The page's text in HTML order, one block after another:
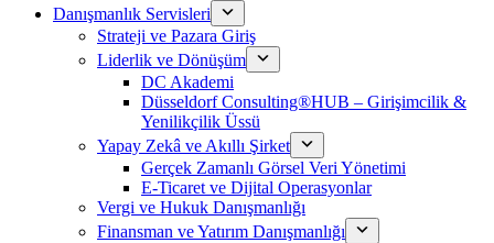
Danışmanlık Servisleri
Strateji ve Pazara Giriş
Liderlik ve Dönüşüm
DC Akademi
Düsseldorf Consulting®HUB – Girişimcilik &
Yenilikçilik Üssü
Yapay Zekâ ve Akıllı Şirket
Gerçek Zamanlı Görsel Veri Yönetimi
E-Ticaret ve Dijital Operasyonlar
Vergi ve Hukuk Danışmanlığı
Finansman ve Yatırım Danışmanlığı